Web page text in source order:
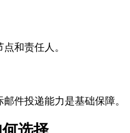
和责任人。
件投递能力是基础保障。